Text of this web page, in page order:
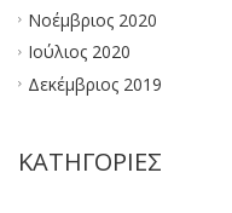
Νοέμβριος 2020
Ιούλιος 2020
Δεκέμβριος 2019
KΑΤΗΓΟΡΊΕΣ